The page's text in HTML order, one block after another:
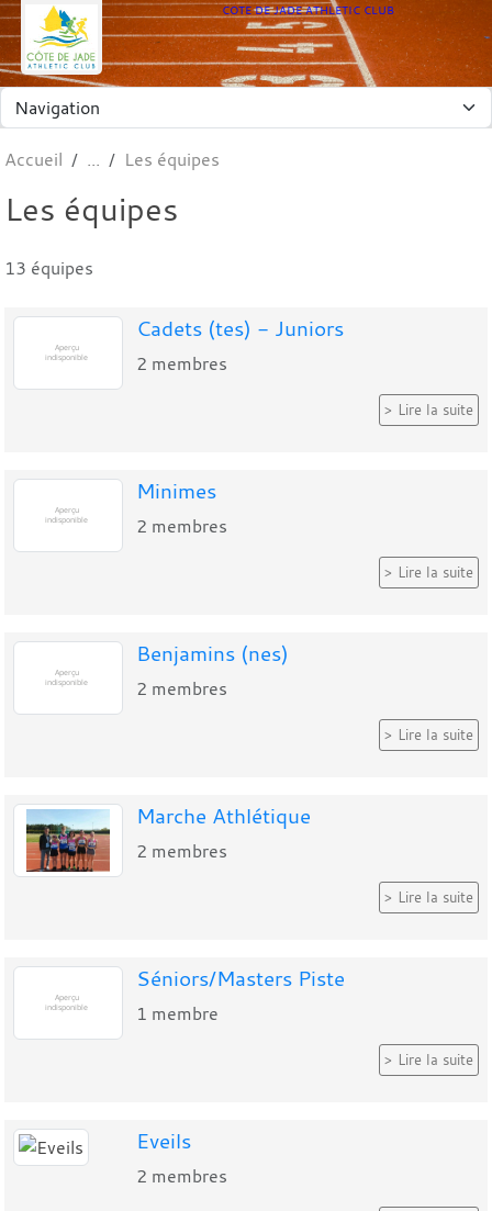
COTE DE JADE ATHLETIC CLUB
Accueil Les équipes
Les équipes
13 équipes
Cadets (tes) - Juniors
2 membres
Lire la suite
Minimes
2 membres
Lire la suite
Benjamins (nes)
2 membres
Lire la suite
Marche Athlétique
2 membres
Lire la suite
Séniors/Masters Piste
1 membre
Lire la suite
Eveils
2 membres
Panneau de gestion des cookies